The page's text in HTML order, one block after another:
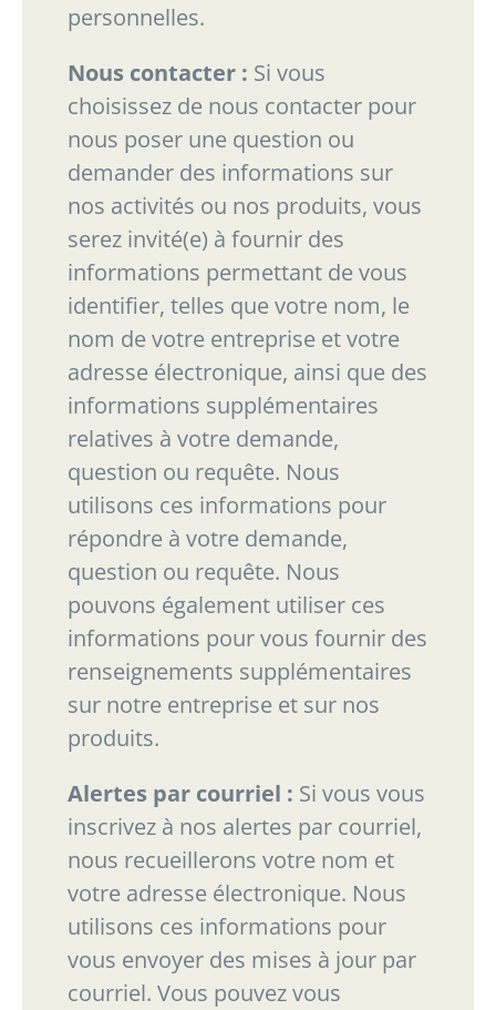
personnelles.
Nous contacter : Si vous
choisissez de nous contacter pour
nous poser une question ou
demander des informations sur
nos activités ou nos produits, vous
serez invité(e) à fournir des
informations permettant de vous
identifier, telles que votre nom, le
nom de votre entreprise et votre
adresse électronique, ainsi que des
informations supplémentaires
relatives à votre demande,
question ou requête. Nous
utilisons ces informations pour
répondre à votre demande,
question ou requête. Nous
pouvons également utiliser ces
informations pourvous fournir des
renseignements supplémentaires
sur notre entreprise et sur nos
produits.
Alertes par courriel : Si vous vous
inscrivez à nos alertes par courriel,
nous recueillerons votre nom et
votre adresse électronique. Nous
utilisons ces informations pour
vous envoyer des mises à jour par
courriel. Vous pouvez vous